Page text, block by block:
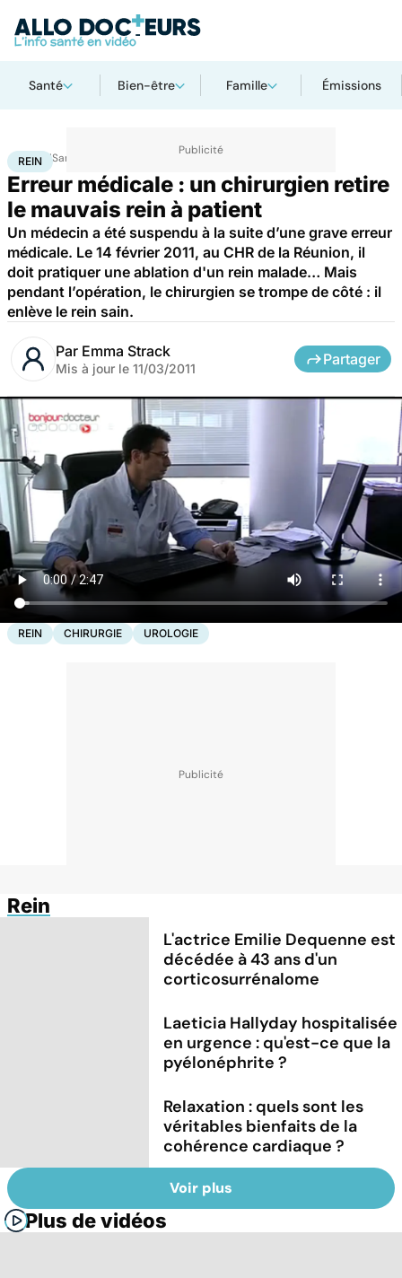
Santé Bien-être Famille Émissions
AccueilSanté
REIN
Erreur médicale : un chirurgien retire
le mauvais rein à patient
Un médecin a été suspendu à la suite d’une grave erreur
médicale. Le 14 février 2011, au CHR de la Réunion, il
doit pratiquer une ablation d'un rein malade… Mais
pendant l’opération, le chirurgien se trompe de côté : il
enlève le rein sain.
Par Emma Strack
Mis à jour le 11/03/2011
Partager
REIN CHIRURGIE UROLOGIE
Rein
L'actrice Emilie Dequenne est
décédée à 43 ans d'un
corticosurrénalome
Laeticia Hallyday hospitalisée
en urgence : qu'est-ce que la
pyélonéphrite ?
Relaxation : quels sont les
véritables bienfaits de la
cohérence cardiaque ?
Voir plus
Plus de vidéos